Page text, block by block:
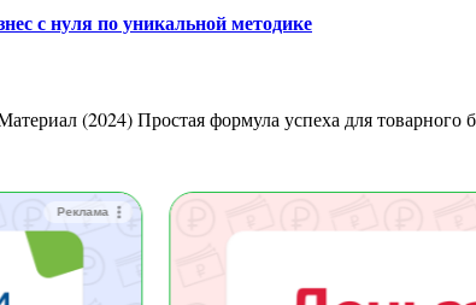
с нуля по уникальной методике
(2024) Простая формула успеха для товарного
Реклама